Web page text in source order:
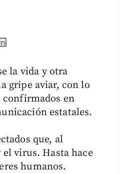
la vida y otra
gripe aviar, con lo
confirmados en
estatales.
que, al
virus. Hasta hace
humanos.